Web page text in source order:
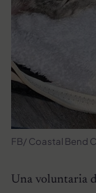
FB/ Coastal Bend
Una voluntaria